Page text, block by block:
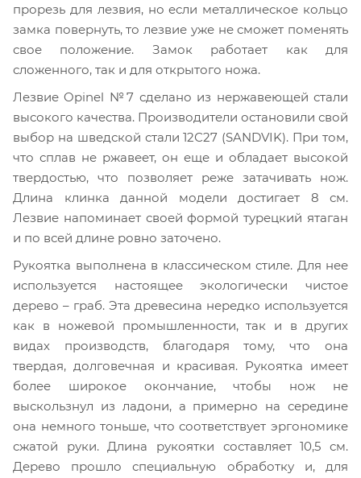
прорезь для лезвия, но если металлическое кольцо
замка повернуть, то лезвие уже не сможет поменять
свое положение. Замок работает как для
сложенного, так и для открытого ножа.
Лезвие Opinel №7 сделано из нержавеющей стали
высокого качества. Производители остановили свой
выбор на шведской стали 12С27 (SANDVIK). При том,
что сплав не ржавеет, он еще и обладает высокой
твердостью, что позволяет реже затачивать нож.
Длина клинка данной модели достигает 8 см.
Лезвие напоминает своей формой турецкий ятаган
и по всей длине ровно заточено.
Рукоятка выполнена в классическом стиле. Для нее
используется настоящее экологически чистое
дерево – граб. Эта древесина нередко используется
как в ножевой промышленности, так и в других
видах производств, благодаря тому, что она
твердая, долговечная и красивая. Рукоятка имеет
более широкое окончание, чтобы нож не
выскользнул из ладони, а примерно на середине
она немного тоньше, что соответствует эргономике
сжатой руки. Длина рукоятки составляет 10,5 см.
Дерево прошло специальную обработку и, для